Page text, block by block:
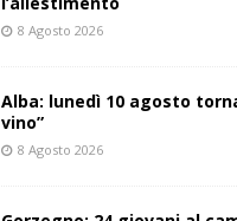
8 Agosto 2026
Alba: lunedì 10 agosto
vino”
8 Agosto 2026